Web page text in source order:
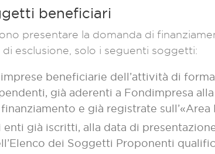
beneficiari
presentare la domanda di
di esclusione, solo i seguenti soggetti:
beneficiarie dell’attività di
già aderenti a Fondimpresa
e già registrate
enti già iscritti, alla data di
dei Soggetti Proponenti